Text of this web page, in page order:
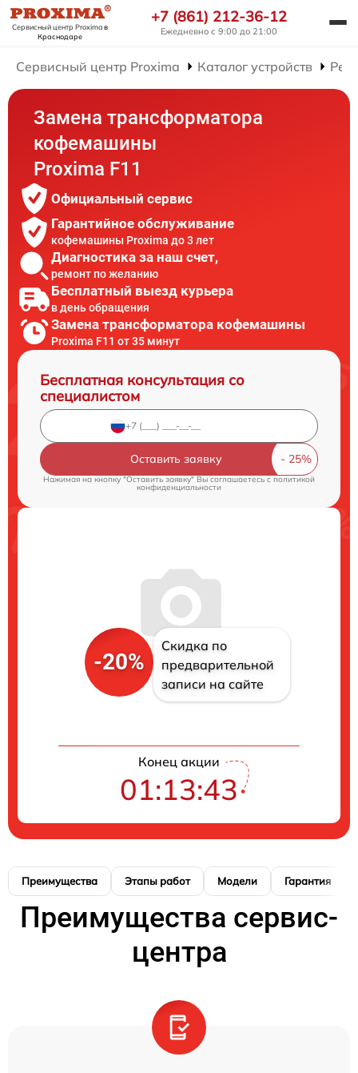
Сервисный центр Proximaв
Краснодаре
+7 (861) 212-36-12
Ежедневно с 9:00 до 21:00
Сервисный центр Proxima Каталог устройств
Замена трансформатора
кофемашины
Proxima F11
Официальный сервис
Гарантийное обслуживание
кофемашины Proxima до 3 лет
Диагностика за наш счет,
ремонт по желанию
Бесплатный выезд курьера
в день обращения
Замена трансформатора кофемашины
Proxima F11 от 35 минут
Бесплатная консультация со
специалистом
Оставить заявку
Нажимая на кнопку "Оставить заявку" Вы соглашаетесь cполитикой
конфиденциальности
-20%
Скидка по
предварительной
записи на сайте
Конец акции
01:13:42
Преимущества Этапы работ Модели Гарантия
Преимущества сервис-
центра